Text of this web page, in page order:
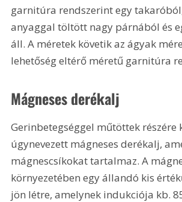
garnitúra rendszerint egy
anyaggal töltött nagy párnából és
áll. A méretek követik az ágyak
lehetőség eltérő méretű garnitúra
Mágneses derékalj
Gerinbetegséggel műtöttek részére
úgynevezett mágneses derékalj,
mágnescsíkokat tartalmaz. A
környezetében egy állandó kis
jön létre, amelynek indukciója kb.